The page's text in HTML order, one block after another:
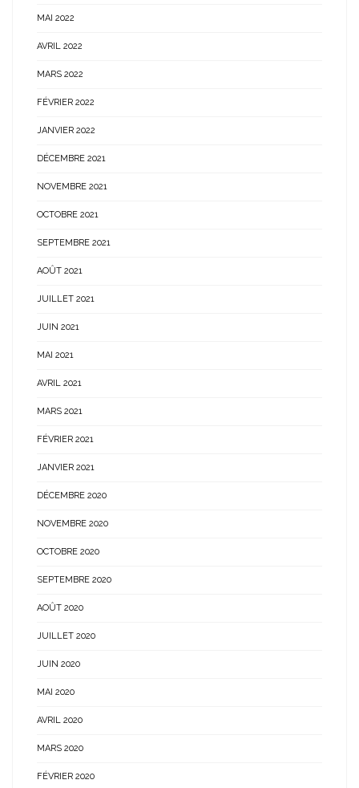
MAI 2022
AVRIL 2022
MARS 2022
FÉVRIER 2022
JANVIER 2022
DÉCEMBRE 2021
NOVEMBRE 2021
OCTOBRE 2021
SEPTEMBRE 2021
AOÛT 2021
JUILLET 2021
JUIN 2021
MAI 2021
AVRIL 2021
MARS 2021
FÉVRIER 2021
JANVIER 2021
DÉCEMBRE 2020
NOVEMBRE 2020
OCTOBRE 2020
SEPTEMBRE 2020
AOÛT 2020
JUILLET 2020
JUIN 2020
MAI 2020
AVRIL 2020
MARS 2020
FÉVRIER 2020